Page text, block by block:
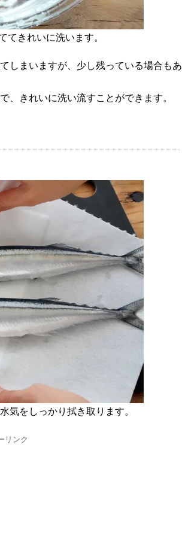
てきれいに洗います。
しまいますが、少し残っている場合もあ
、きれいに洗い流すことができます。
気をしっかり拭き取ります。
リンク